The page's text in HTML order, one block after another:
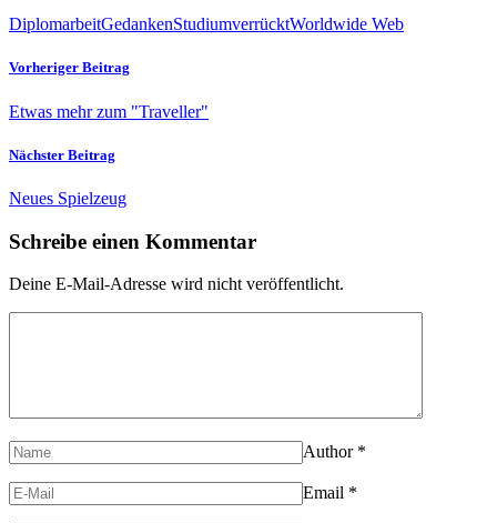
DiplomarbeitGedankenStudiumverrücktWorldwide Web
Vorheriger Beitrag
Etwas mehr zum "Traveller"
Nächster Beitrag
Neues Spielzeug
Schreibe einen Kommentar
Deine E-Mail-Adresse wird nicht veröffentlicht.
Author *
Email *